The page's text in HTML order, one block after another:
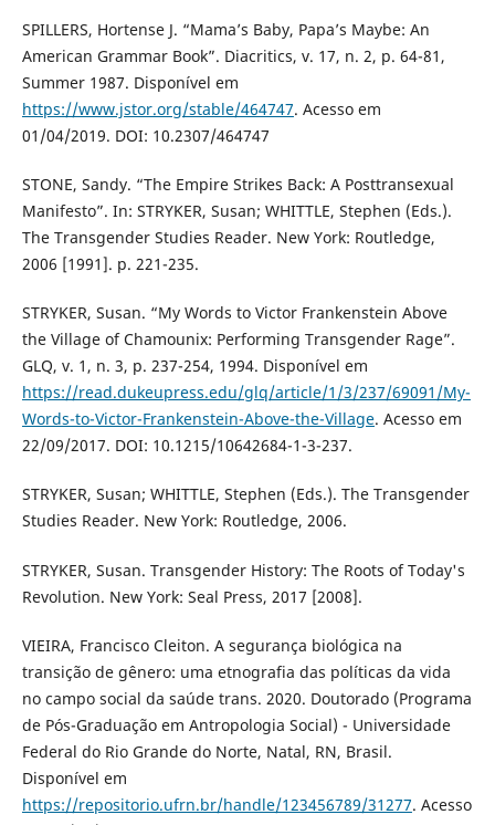
SPILLERS, Hortense J. “Mama’s Baby, Papa’s Maybe: An
American Grammar Book”. Diacritics, v. 17, n. 2, p. 64-81,
Summer 1987. Disponível em
https://www.jstor.org/stable/464747. Acesso em
01/04/2019. DOI: 10.2307/464747
STONE, Sandy. “The Empire Strikes Back: A Posttransexual
Manifesto”. In: STRYKER, Susan; WHITTLE, Stephen (Eds.).
The Transgender Studies Reader. New York: Routledge,
2006 [1991]. p. 221-235.
STRYKER, Susan. “My Words to Victor Frankenstein Above
the Village of Chamounix: Performing Transgender Rage”.
GLQ, v. 1, n. 3, p. 237-254, 1994. Disponível em
https://read.dukeupress.edu/glq/article/1/3/237/69091/My-
Words-to-Victor-Frankenstein-Above-the-Village. Acesso em
22/09/2017. DOI: 10.1215/10642684-1-3-237.
STRYKER, Susan; WHITTLE, Stephen (Eds.). The Transgender
Studies Reader. New York: Routledge, 2006.
STRYKER, Susan. Transgender History: The Roots of Today's
Revolution. New York: Seal Press, 2017 [2008].
VIEIRA, Francisco Cleiton. A segurança biológica na
transição de gênero: uma etnografia das políticas da vida
no campo social da saúde trans. 2020. Doutorado (Programa
de Pós-Graduação em Antropologia Social) - Universidade
Federal do Rio Grande do Norte, Natal, RN, Brasil.
Disponível em
https://repositorio.ufrn.br/handle/123456789/31277. Acesso